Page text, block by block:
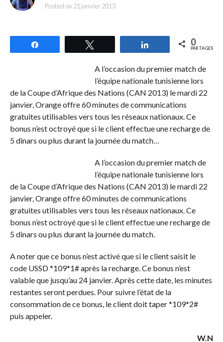
Posted on 21 janvier 2013
Partagez 0
PARTAGES
A l’occasion du premier match de
l’équipe nationale tunisienne lors
de la Coupe d’Afrique des Nations (CAN 2013) le mardi 22
janvier, Orange offre 60 minutes de communications
gratuites utilisables vers tous les réseaux nationaux. Ce
bonus n’est octroyé que si le client effectue une recharge de
5 dinars ou plus durant la journée du match…
A l’occasion du premier match de
l’équipe nationale tunisienne lors
de la Coupe d’Afrique des Nations (CAN 2013) le mardi 22
janvier, Orange offre 60 minutes de communications
gratuites utilisables vers tous les réseaux nationaux. Ce
bonus n’est octroyé que si le client effectue une recharge de
5 dinars ou plus durant la journée du match.
A noter que ce bonus n’est activé que si le client saisit le
code USSD *109*1# après la recharge. Ce bonus n’est
valable que jusqu’au 24 janvier. Après cette date, les minutes
restantes seront perdues. Pour suivre l’état de la
consommation de ce bonus, le client doit taper *109*2#
puis appeler.
W.N